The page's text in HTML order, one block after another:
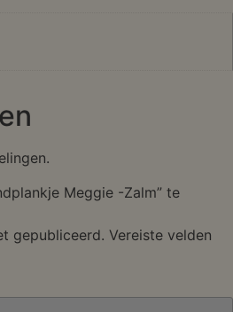
Meggie -Zalm” te
gepubliceerd. Vereiste velden